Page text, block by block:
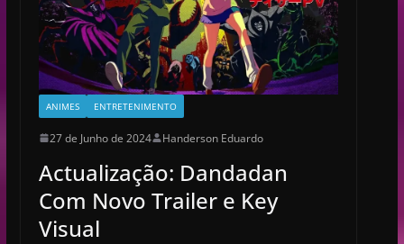
ANIMES ENTRETENIMENTO
27 de Junho de 2024 Handerson Eduardo
Actualização: Dandadan
Com Novo Trailer e Key
Visual